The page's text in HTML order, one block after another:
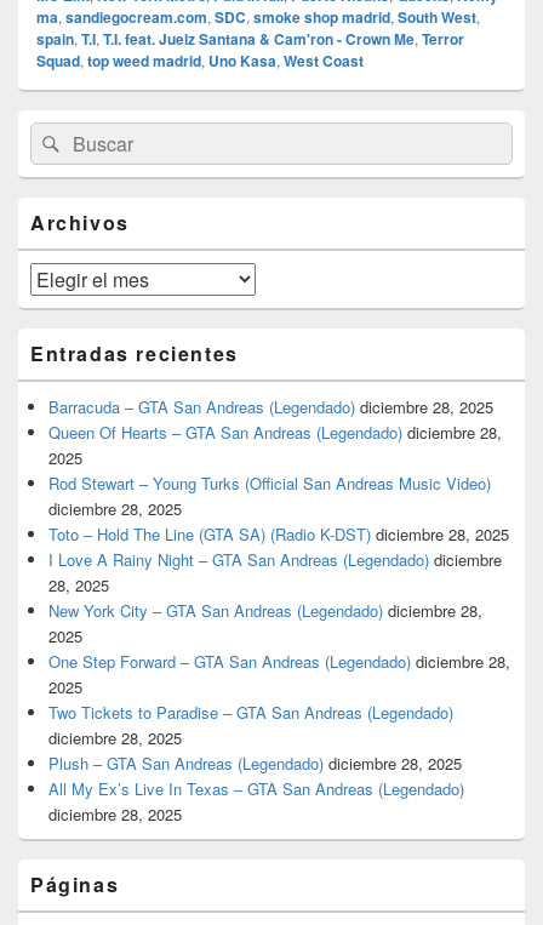
ma, sandiegocream.com, SDC, smoke shop madrid, South West,
spain, T.I, T.I. feat. Juelz Santana & Cam'ron - Crown Me, Terror
Squad, top weed madrid, Uno Kasa, West Coast
área
de
widget
lateral
primaria
Buscar
por:
Buscar
Archivos
Archivos
Entradas recientes
Barracuda – GTA San Andreas (Legendado) diciembre 28, 2025
Queen Of Hearts – GTA San Andreas (Legendado) diciembre 28,
2025
Rod Stewart – Young Turks (Official San Andreas Music Video)
diciembre 28, 2025
Toto – Hold The Line (GTA SA) (Radio K-DST) diciembre 28, 2025
I Love A Rainy Night – GTA San Andreas (Legendado) diciembre
28, 2025
New York City – GTA San Andreas (Legendado) diciembre 28,
2025
One Step Forward – GTA San Andreas (Legendado) diciembre 28,
2025
Two Tickets to Paradise – GTA San Andreas (Legendado)
diciembre 28, 2025
Plush – GTA San Andreas (Legendado) diciembre 28, 2025
All My Ex’s Live In Texas – GTA San Andreas (Legendado)
diciembre 28, 2025
Páginas